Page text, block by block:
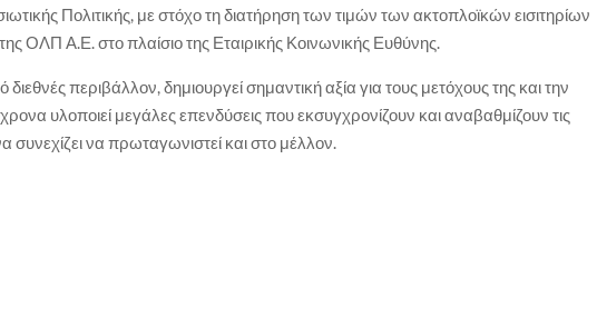
Πολιτικής, με στόχο τη διατήρηση των τιμών των ακτοπλοϊκών εισιτηρίων
ΟΛΠ Α.Ε. στο πλαίσιο της Εταιρικής Κοινωνικής Ευθύνης.
διεθνές περιβάλλον, δημιουργεί σημαντική αξία για τους μετόχους της και την
υλοποιεί μεγάλες επενδύσεις που εκσυγχρονίζουν και αναβαθμίζουν τις
συνεχίζει να πρωταγωνιστεί και στο μέλλον.